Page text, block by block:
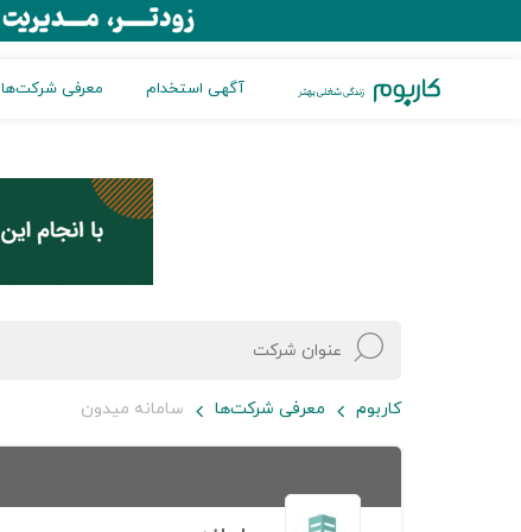
آگهی استخدام معرفی شرکت‌ها
کاربوم معرفی شرکت‌ها سامانه میدون